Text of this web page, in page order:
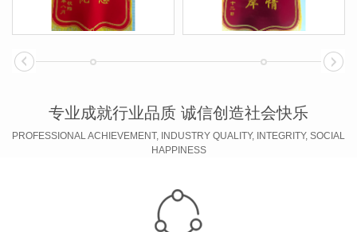
专业成就行业品质 诚信创造社会快乐
PROFESSIONAL ACHIEVEMENT, INDUSTRY QUALITY, INTEGRITY, SOCIAL
HAPPINESS